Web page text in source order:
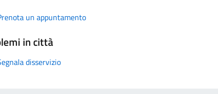
un appuntamento
in città
disservizio